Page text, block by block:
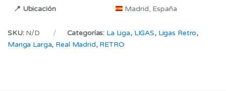
📍 Ubicación Madrid, España
SKU: N/D Categorías: La Liga, LIGAS, Ligas Retro,
Manga Larga, Real Madrid, RETRO